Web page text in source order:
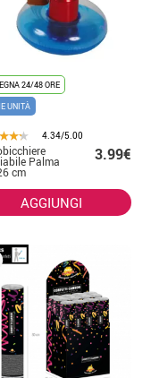
24/48 ORE
UNITÀ
4.34/5.00
Palma
cm
3.99€
AGGIUNGI